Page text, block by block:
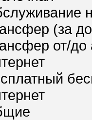
(за
от/до